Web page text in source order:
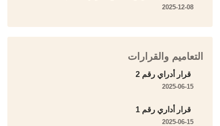
2025-12-08
التعاميم والقرارات
قرار أدراي رقم 2
2025-06-15
قرار أداري رقم 1
2025-06-15